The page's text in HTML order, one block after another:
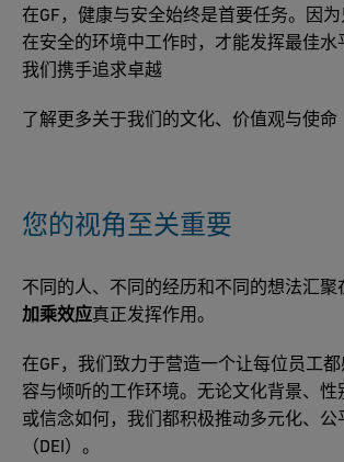
在GF，健康与安全始终是首要任务。因
在安全的环境中工作时，才能发挥最佳水
我们携手追求卓越
了解更多关于我们的文化、价值观与使命
您的视角至关重要
不同的人、不同的经历和不同的想法汇聚
加乘效应真正发挥作用。
在GF，我们致力于营造一个让每位员工
容与倾听的工作环境。无论文化背景、性
或信念如何，我们都积极推动多元化、公
（DEI）。